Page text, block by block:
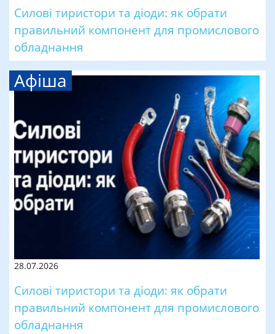
Силові тиристори та діоди: як обрати
правильний компонент для промислового
обладнання
Афіша
28.07.2026
Силові тиристори та діоди: як обрати
правильний компонент для промислового
обладнання